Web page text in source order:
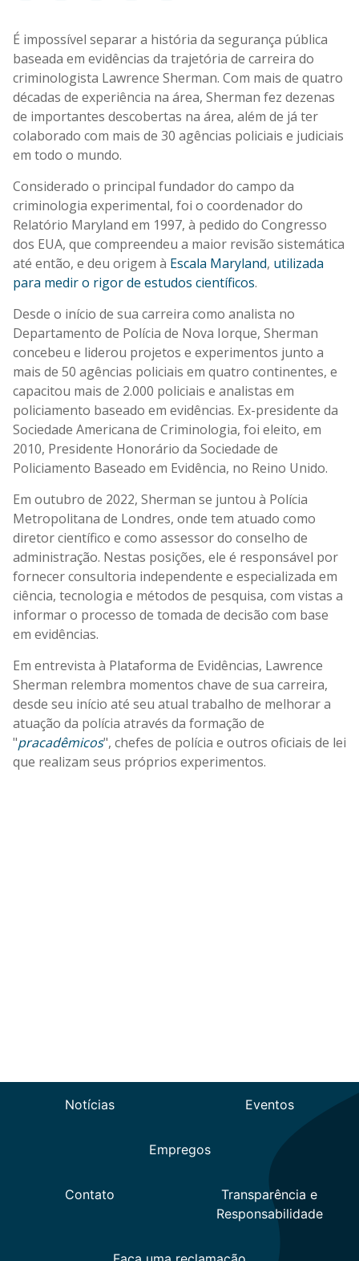
É impossível separar a história da segurança pública
baseada em evidências da trajetória de carreira do
criminologista Lawrence Sherman. Com mais de quatro
décadas de experiência na área, Sherman fez dezenas
de importantes descobertas na área, além de já ter
colaborado com mais de 30 agências policiais e judiciais
em todo o mundo.
Considerado o principal fundador do campo da
criminologia experimental, foi o coordenador do
Relatório Maryland em 1997, à pedido do Congresso
dos EUA, que compreendeu a maior revisão sistemática
até então, e deu origem à Escala Maryland, utilizada
para medir o rigor de estudos científicos.
Desde o início de sua carreira como analista no
Departamento de Polícia de Nova Iorque, Sherman
concebeu e liderou projetos e experimentos junto a
mais de 50 agências policiais em quatro continentes, e
capacitou mais de 2.000 policiais e analistas em
policiamento baseado em evidências. Ex-presidente da
Sociedade Americana de Criminologia, foi eleito, em
2010, Presidente Honorário da Sociedade de
Policiamento Baseado em Evidência, no Reino Unido.
Em outubro de 2022, Sherman se juntou à Polícia
Metropolitana de Londres, onde tem atuado como
diretor científico e como assessor do conselho de
administração. Nestas posições, ele é responsável por
fornecer consultoria independente e especializada em
ciência, tecnologia e métodos de pesquisa, com vistas a
informar o processo de tomada de decisão com base
em evidências.
Em entrevista à Plataforma de Evidências, Lawrence
Sherman relembra momentos chave de sua carreira,
desde seu início até seu atual trabalho de melhorar a
atuação da polícia através da formação de
"pracadêmicos", chefes de polícia e outros oficiais de lei
que realizam seus próprios experimentos.